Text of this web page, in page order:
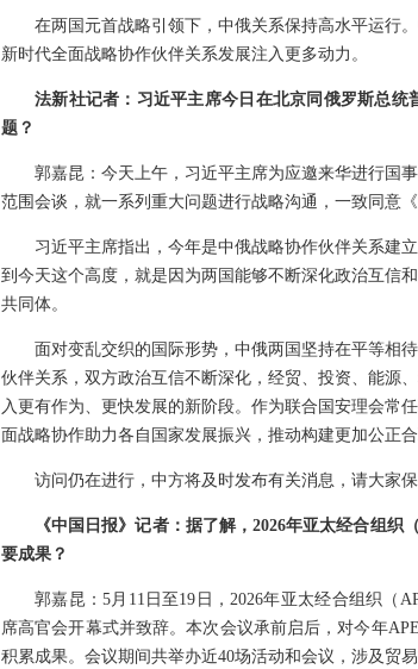
在两国元首战略引领下，中俄关系保持高水平运行
新时代全面战略协作伙伴关系发展注入更多动力。
法新社记者：习近平主席今日在北京同俄罗斯总
题？
郭嘉昆：今天上午，习近平主席为应邀来华进行国
范围会谈，就一系列重大问题进行战略沟通，一致同意
习近平主席指出，今年是中俄战略协作伙伴关系建
到今天这个高度，就是因为两国能够不断深化政治互信
共同体。
面对变乱交织的国际形势，中俄两国坚持在平等相
伙伴关系，双方政治互信不断深化，经贸、投资、能源
入更有作为、更快发展的新阶段。作为联合国安理会常
面战略协作助力各自国家发展振兴，推动构建更加公正合
访问仍在进行，中方将及时发布有关消息，请大家保
《中国日报》记者：据了解，2026年亚太经合组
要成果？
郭嘉昆：5月11日至19日，2026年亚太经合组织（
席高官会开幕式并致辞。本次会议承前启后，对今年
积累成果。会议期间共举办近40场活动和会议，涉及贸